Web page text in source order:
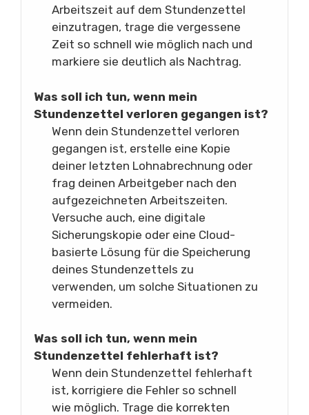
Arbeitszeit auf dem Stundenzettel
einzutragen, trage die vergessene
Zeit so schnell wie möglich nach und
markiere sie deutlich als Nachtrag.
Was soll ich tun, wenn mein
Stundenzettel verloren gegangen ist?
Wenn dein Stundenzettel verloren
gegangen ist, erstelle eine Kopie
deiner letzten Lohnabrechnung oder
frag deinen Arbeitgeber nach den
aufgezeichneten Arbeitszeiten.
Versuche auch, eine digitale
Sicherungskopie oder eine Cloud-
basierte Lösung für die Speicherung
deines Stundenzettels zu
verwenden, um solche Situationen zu
vermeiden.
Was soll ich tun, wenn mein
Stundenzettel fehlerhaft ist?
Wenn dein Stundenzettel fehlerhaft
ist, korrigiere die Fehler so schnell
wie möglich. Trage die korrekten